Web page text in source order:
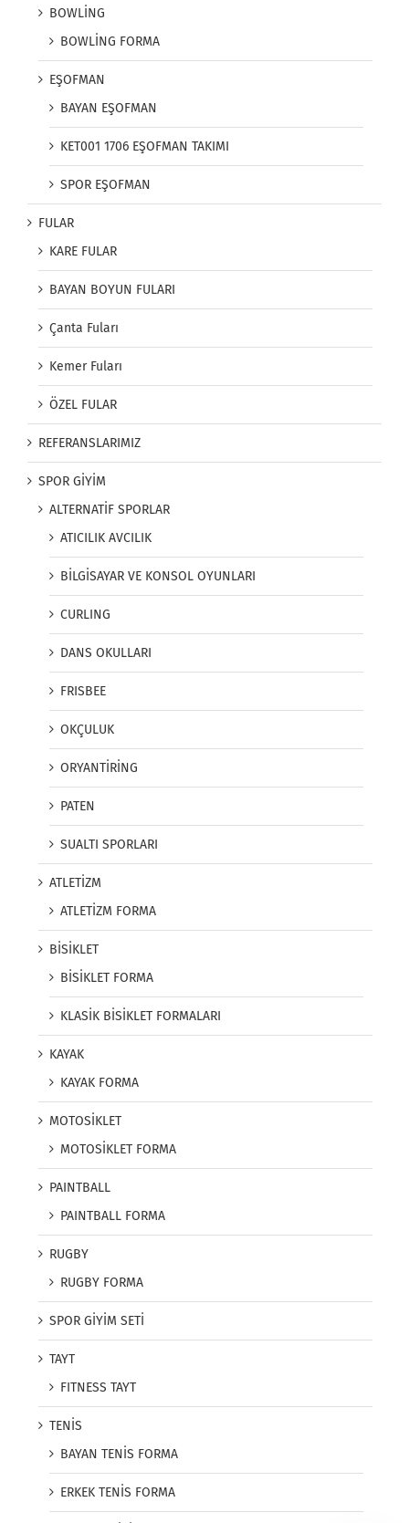
BOWLİNG
BOWLİNG FORMA
EŞOFMAN
BAYAN EŞOFMAN
KET001 1706 EŞOFMAN TAKIMI
SPOR EŞOFMAN
FULAR
KARE FULAR
BAYAN BOYUN FULARI
Çanta Fuları
Kemer Fuları
ÖZEL FULAR
REFERANSLARIMIZ
SPOR GİYİM
ALTERNATİF SPORLAR
ATICILIK AVCILIK
BİLGİSAYAR VE KONSOL OYUNLARI
CURLING
DANS OKULLARI
FRISBEE
OKÇULUK
ORYANTİRİNG
PATEN
SUALTI SPORLARI
ATLETİZM
ATLETİZM FORMA
BİSİKLET
BİSİKLET FORMA
KLASİK BİSİKLET FORMALARI
KAYAK
KAYAK FORMA
MOTOSİKLET
MOTOSİKLET FORMA
PAINTBALL
PAINTBALL FORMA
RUGBY
RUGBY FORMA
SPOR GİYİM SETİ
TAYT
FITNESS TAYT
TENİS
BAYAN TENİS FORMA
ERKEK TENİS FORMA